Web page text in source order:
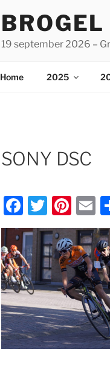
19 september 2026 –
Home 2025
SONY DSC
F
a
c
e
b
o
o
k
T
w
itt
er
Pi
nt
er
e
st
E
l